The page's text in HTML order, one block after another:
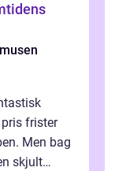
frister
Men bag
skjult